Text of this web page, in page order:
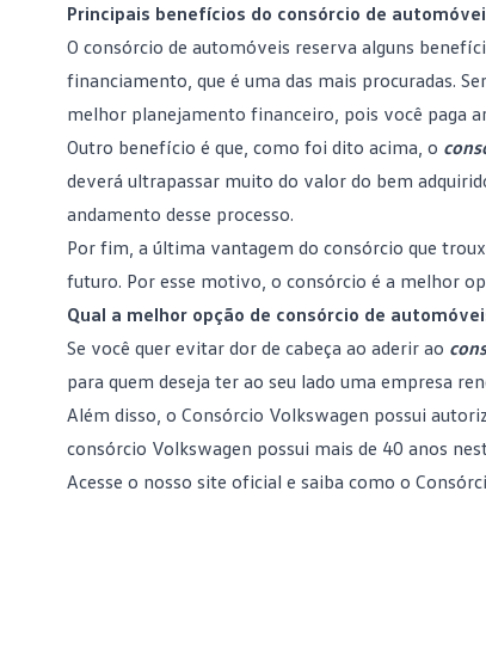
Principais benefícios do consórcio de
O consórcio de automóveis reserva alguns
financiamento, que é uma das mais procuradas.
melhor planejamento financeiro, pois você paga
Outro benefício é que, como foi dito acima, o
deverá ultrapassar muito do valor do bem
andamento desse processo.
Por fim, a última vantagem do consórcio que
futuro. Por esse motivo, o consórcio é a melhor
Qual a melhor opção de consórcio de
Se você quer evitar dor de cabeça ao aderir ao
para quem deseja ter ao seu lado uma empresa
Além disso, o Consórcio Volkswagen possui
consórcio Volkswagen possui mais de 40 anos
Acesse o nosso site oficial e saiba como o